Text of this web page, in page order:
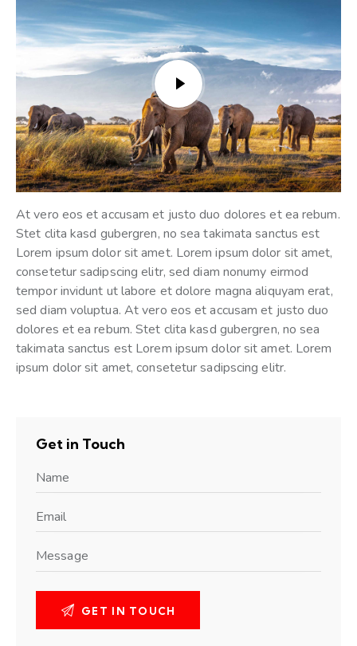
At vero eos et accusam et justo duo dolores et ea rebum.
Stet clita kasd gubergren, no sea takimata sanctus est
Lorem ipsum dolor sit amet. Lorem ipsum dolor sit amet,
consetetur sadipscing elitr, sed diam nonumy eirmod
tempor invidunt ut labore et dolore magna aliquyam erat,
sed diam voluptua. At vero eos et accusam et justo duo
dolores et ea rebum. Stet clita kasd gubergren, no sea
takimata sanctus est Lorem ipsum dolor sit amet. Lorem
ipsum dolor sit amet, consetetur sadipscing elitr.
Get in Touch